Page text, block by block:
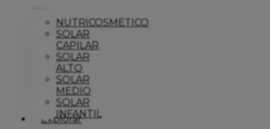
NUTRICOSMETICO
SOLAR
CAPILAR
SOLAR
ALTO
SOLAR
MEDIO
SOLAR
INFANTIL
Explorar